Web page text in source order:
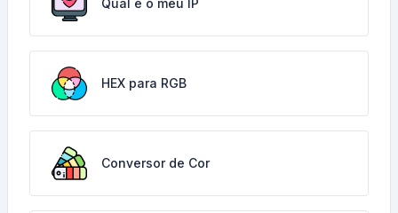
Qual é o meu IP
HEX para RGB
Conversor de Cor